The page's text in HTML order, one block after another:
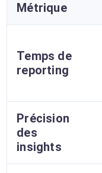
Métrique
Temps de
reporting
Précision
des
insights